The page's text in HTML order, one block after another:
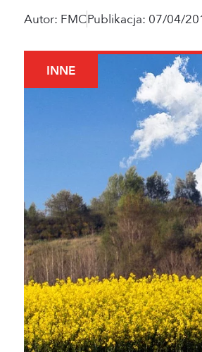
Autor: FMCPublikacja: 07/04/
INNE